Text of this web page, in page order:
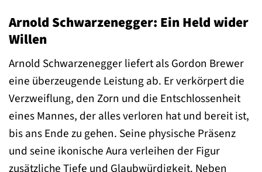
Arnold Schwarzenegger: Ein Held wider
Willen
Arnold Schwarzenegger liefert als Gordon Brewer
eine überzeugende Leistung ab. Er verkörpert die
Verzweiflung, den Zorn und die Entschlossenheit
eines Mannes, der alles verloren hat und bereit ist,
bis ans Ende zu gehen. Seine physische Präsenz
und seine ikonische Aura verleihen der Figur
zusätzliche Tiefe und Glaubwürdigkeit. Neben